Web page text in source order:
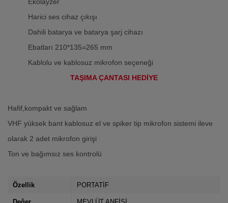
Harici ses cihaz çıkışı
Dahili batarya ve batarya şarj cihazı
Ebatları 210*135=265 mm
Kablolu ve kablosuz mikrofon seçeneği
TAŞIMA ÇANTASI HEDİYE
Hafif,kompakt ve sağlam
VHF yüksek bant kablosuz el ve spiker tip mikrofon sistemi ileve
olarak 2 adet mikrofon girişi
Ton ve bağımsız ses kontrolü
Özellik PORTATİF